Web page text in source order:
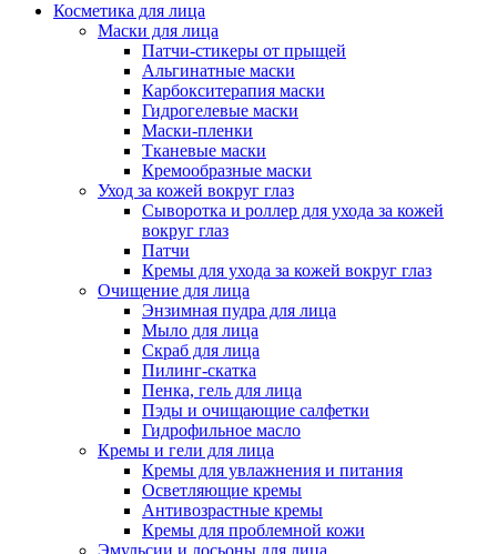
Косметика для лица
Маски для лица
Патчи-стикеры от прыщей
Альгинатные маски
Карбокситерапия маски
Гидрогелевые маски
Маски-пленки
Тканевые маски
Кремообразные маски
Уход за кожей вокруг глаз
Сыворотка и роллер для ухода за кожей
вокруг глаз
Патчи
Кремы для ухода за кожей вокруг глаз
Очищение для лица
Энзимная пудра для лица
Мыло для лица
Скраб для лица
Пилинг-скатка
Пенка, гель для лица
Пэды и очищающие салфетки
Гидрофильное масло
Кремы и гели для лица
Кремы для увлажнения и питания
Осветляющие кремы
Антивозрастные кремы
Кремы для проблемной кожи